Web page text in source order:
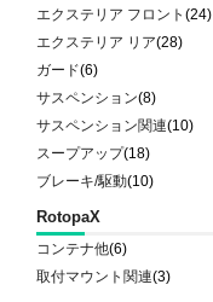
エクステリア フロント(24)
エクステリア リア(28)
ガード(6)
サスペンション(8)
サスペンション関連(10)
スープアップ(18)
ブレーキ/駆動(10)
RotopaX
コンテナ他(6)
取付マウント関連(3)